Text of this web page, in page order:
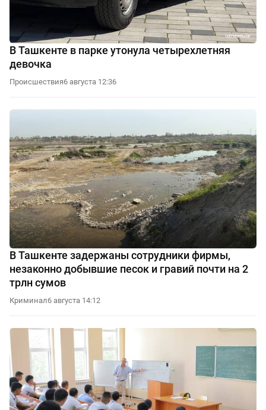
В Ташкенте в парке утонула четырехлетняя
девочка
Происшествия6 августа 12:36
В Ташкенте задержаны сотрудники фирмы,
незаконно добывшие песок и гравий почти на 2
трлн сумов
Криминал6 августа 14:12